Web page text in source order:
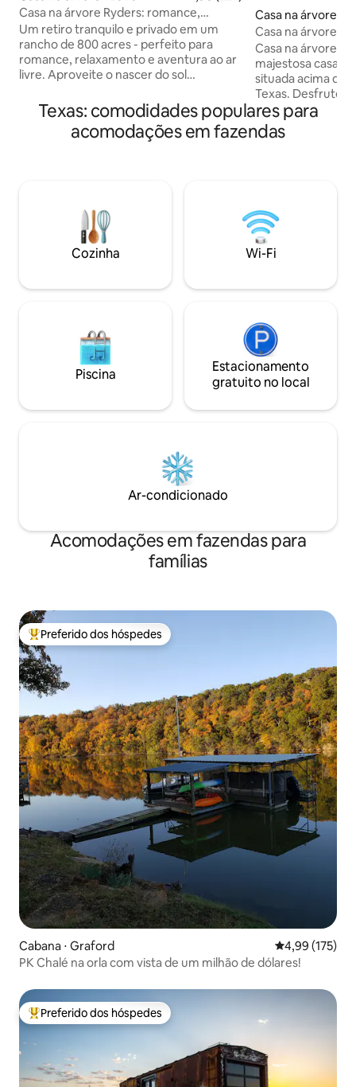
Casa na árvore Ryders: romance,
privacidade e pesca!
Um retiro tranquilo e privado em um
rancho de 800 acres - perfeito para
romance, relaxamento e aventura ao ar
livre. Aproveite o nascer do sol
observação de estrelas em total
isolamento. Observe a vida selvagem,
ouça lobos uivando e acorde com vacas
aconchegante ao ar livre/vinho de
nossa Casa na Árvore Mágica com
banheira de hidromassagem:
Casa na árvore ⋅
Casa na árvore
Casa na árvore em
majestosa casa
situada acima
Texas. Desfrute do cenário perfeito para
um retiro
arborizado sem
comodidades
banheira de
lenha e uma
Esta encantadora
uma fazenda de
florestais.
Texas: comodidades populares para
acomodações em fazendas
Cozinha Wi-Fi
Piscina
Estacionamento
gratuito no local
Ar-condicionado
Acomodações em fazendas para
famílias
Entre os melhores preferidos dos hóspedes
Preferido dos hóspedes
Cabana ⋅ Graford 4,99 de uma
4,99 (175)
PK Chalé na orla com vista de um milhão de dólares!
Entre os melhores preferidos dos hóspedes
Preferido dos hóspedes